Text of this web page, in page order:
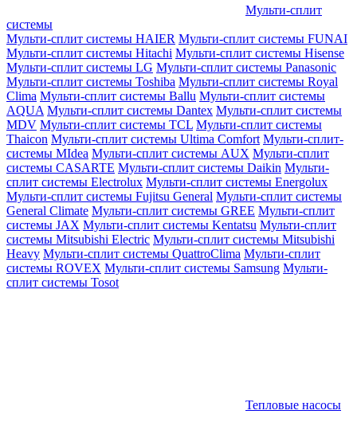
Мульти-сплит
системы
Мульти-сплит системы HAIER Мульти-сплит системы FUNAI
Мульти-сплит системы Hitachi Мульти-сплит системы Hisense
Мульти-сплит системы LG Мульти-сплит системы Panasonic
Мульти-сплит системы Toshiba Мульти-сплит системы Royal
Clima Мульти-сплит системы Ballu Мульти-сплит системы
AQUA Мульти-сплит системы Dantex Мульти-сплит системы
MDV Мульти-сплит системы TCL Мульти-сплит системы
Thaicon Мульти-сплит системы Ultima Comfort Мульти-сплит-
системы MIdea Мульти-сплит системы AUX Мульти-сплит
системы CASARTE Мульти-сплит системы Daikin Мульти-
сплит системы Electrolux Мульти-сплит системы Energolux
Мульти-сплит системы Fujitsu General Мульти-сплит системы
General Climate Мульти-сплит системы GREE Мульти-сплит
системы JAX Мульти-сплит системы Kentatsu Мульти-сплит
системы Mitsubishi Electric Мульти-сплит системы Mitsubishi
Heavy Мульти-сплит системы QuattroClima Мульти-сплит
системы ROVEX Мульти-сплит системы Samsung Мульти-
сплит системы Tosot
Тепловые насосы